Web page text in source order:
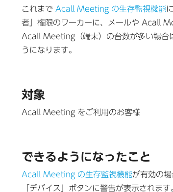
これまで Acall Meeting の生存監視機能
者」権限のワーカーに、メールや Acall
Acall Meeting（端末）の台数が多い場合
うになります。
対象
Acall Meeting をご利用のお客様
できるようになったこと
Acall Meeting の生存監視機能が有効の
「デバイス」ボタンに警告が表示されます